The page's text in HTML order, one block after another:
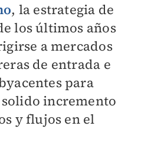
, la estrategia de
los últimos años
a mercados
de entrada e
para
incremento
y flujos en el